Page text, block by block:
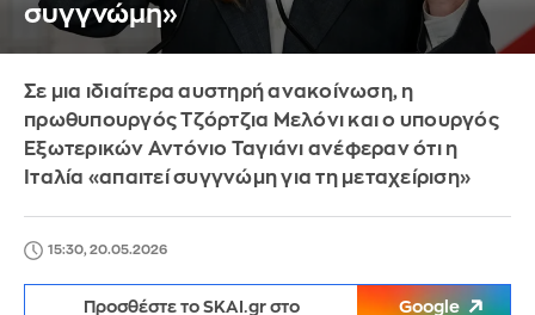
συγγνώμη»
Σε μια ιδιαίτερα αυστηρή ανακοίνωση, η
πρωθυπουργός Τζόρτζια Μελόνι και ο υπουργός
Εξωτερικών Αντόνιο Ταγιάνι ανέφεραν ότι η
Ιταλία «απαιτεί συγγνώμη για τη μεταχείριση»
15:30, 20.05.2026
Προσθέστε το SKAI.gr στο Google